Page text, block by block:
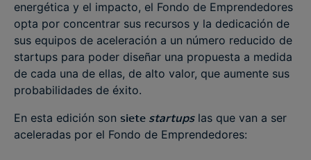
energética y el impacto, el Fondo de Emprendedores
opta por concentrar sus recursos y la dedicación de
sus equipos de aceleración a un número reducido de
startups para poder diseñar una propuesta a medida
de cada una de ellas, de alto valor, que aumente sus
probabilidades de éxito.
En esta edición son siete startupslas que van a ser
aceleradas por el Fondo de Emprendedores: